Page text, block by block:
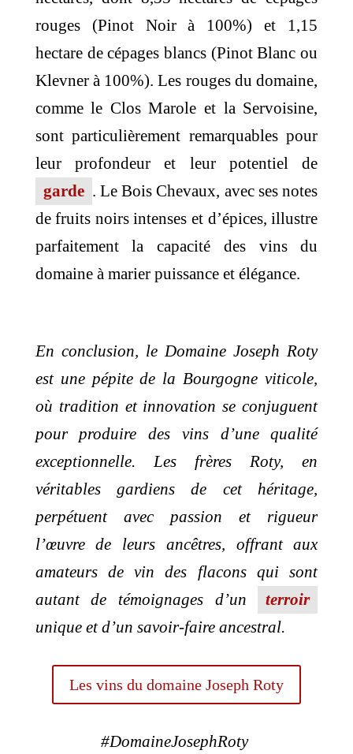
rouges (Pinot Noir à 100%) et 1,15
hectare de cépages blancs (Pinot Blanc ou
Klevner à 100%). Les rouges du domaine,
comme le Clos Marole et la Servoisine,
sont particulièrement remarquables pour
leur profondeur et leur potentiel de
garde . Le Bois Chevaux, avec ses notes
de fruits noirs intenses et d’épices, illustre
parfaitement la capacité des vins du
domaine à marier puissance et élégance.
En conclusion, le Domaine Joseph Roty
est une pépite de la Bourgogne viticole,
où tradition et innovation se conjuguent
pour produire des vins d’une qualité
exceptionnelle. Les frères Roty, en
véritables gardiens de cet héritage,
perpétuent avec passion et rigueur
l’œuvre de leurs ancêtres, offrant aux
amateurs de vin des flacons qui sont
autant de témoignages d’un
terroir
unique et d’un savoir-faire ancestral.
Les vins du domaine Joseph Roty
#DomaineJosephRoty